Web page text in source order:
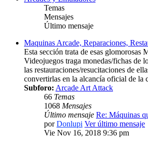
Temas
Mensajes
Último mensaje
Maquinas Arcade, Reparaciones,
Esta sección trata de esas glomorosas
Videojuegos traga monedas/fichas de
las restauraciones/resucitaciones de
convertirlas en la alcancía oficial de la
Subforo: Arcade Art Attack
66 Temas
1068 Mensajes
Último mensaje Re: Máquinas
porDonlupi Ver último mensaje
Vie Nov 16, 2018 9:36 pm